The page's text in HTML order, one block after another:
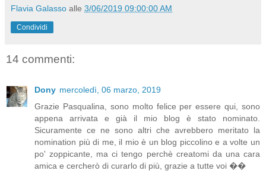
Flavia Galasso alle 3/06/2019 09:00:00 AM
Condividi
14 commenti:
Dony mercoledì, 06 marzo, 2019
Grazie Pasqualina, sono molto felice per essere qui, sono
appena arrivata e già il mio blog è stato nominato.
Sicuramente ce ne sono altri che avrebbero meritato la
nomination più di me, il mio è un blog piccolino e a volte un
po' zoppicante, ma ci tengo perchè creatomi da una cara
amica e cercherò di curarlo di più, grazie a tutte voi ��